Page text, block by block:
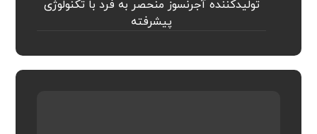
تولیدکننده آجرنسوز منحصر به فرد با تکنولوژی
پیشرفته